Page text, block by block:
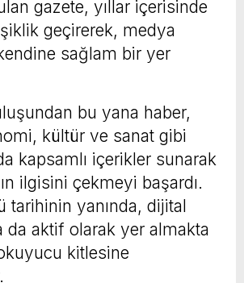
gazete, yıllar içerisinde
geçirerek, medya
sağlam bir yer
bu yana haber,
kültür ve sanat gibi
kapsamlı içerikler sunarak
ilgisini çekmeyi başardı.
tarihinin yanında, dijital
da aktif olarak yer almakta
kitlesine